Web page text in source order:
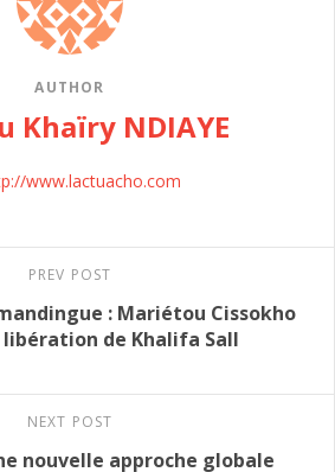
AUTHOR
Khaïry NDIAYE
www.lactuacho.com
PREV POST
: Mariétou Cissokho
de Khalifa Sall
NEXT POST
nouvelle approche globale